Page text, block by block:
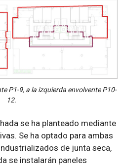
P1-9, a la izquierda envolvente P10-
12.
se ha planteado mediante
Se ha optado para ambas
de junta seca,
se instalarán paneles